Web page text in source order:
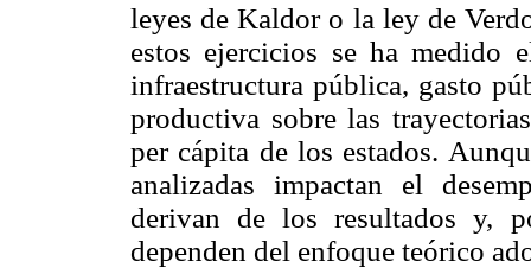
leyes de Kaldor o la ley de
estos ejercicios se ha medido
infraestructura pública, gasto
productiva sobre las
per cápita de los estados.
analizadas impactan el
derivan de los resultados y,
dependen del enfoque teórico